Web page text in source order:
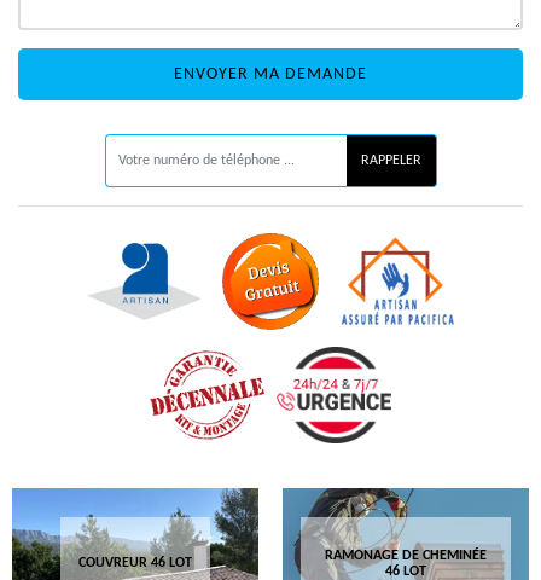
COUVREUR 46 LOT
RAMONAGE DE CHEMINÉE
46 LOT